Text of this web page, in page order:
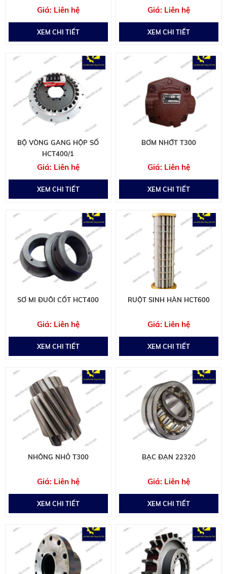
Liên hệ
XEM CHI TIẾT
Liên hệ
XEM CHI TIẾT
BỘ VÒNG GANG HỘP SỐ
HCT400/1
Liên hệ
XEM CHI TIẾT
BƠM NHỚT T300
Liên hệ
XEM CHI TIẾT
SƠ MI ĐUÔI CỐT HCT400
Liên hệ
XEM CHI TIẾT
RUỘT SINH HÀN HCT600
Liên hệ
XEM CHI TIẾT
NHÔNG NHỎ T300
Liên hệ
XEM CHI TIẾT
BẠC ĐẠN 22320
Liên hệ
XEM CHI TIẾT